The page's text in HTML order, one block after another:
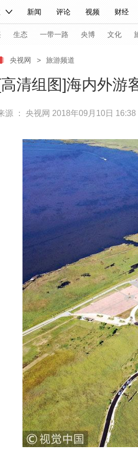
新闻 评论 视频 财经
联播+ 中国领导人 央视快评 习
目大全 节目单 听音 微视频
English Монгол
生态 一带一路 央博 文化
内 国际 评论 经济 军事
小央直播 直播中国
比划 快看 蓝海中国 新
竞猜 2026年世界杯 2026
生活体育大会
乡村振兴 生态环境 一带一路
大国保险 云顶对话
直播 节目单 栏目 片库
央视网 > 旅游频道
清组图]海内外游
源 ： 央视网 2018年09月10日 16:38